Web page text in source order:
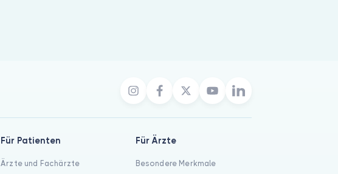
Für Patienten
Ärzte und Fachärzte
Für Ärzte
Besondere Merkmale